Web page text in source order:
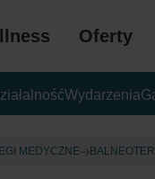
Oferty
Wydarzenia
MEDYCZNE